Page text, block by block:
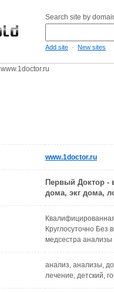
Search site by
Add site - New sites
www.1doctor.ru
www.1doctor.ru
Первый Доктор -
дома, экг дома,
Круглосуточно Без
медсестра анализы
анализ, анализы,
лечение, детский,